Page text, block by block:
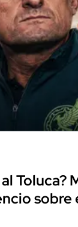
Toluca?
sobre